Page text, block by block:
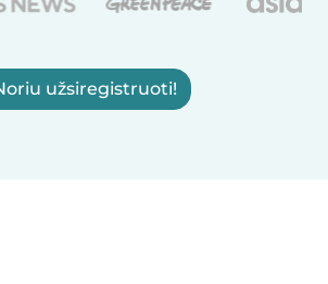
užsiregistruoti!